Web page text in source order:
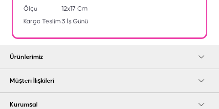
Ölçü
12x17 Cm
Kargo Teslim3 İş Günü
Ürünlerimiz
Müşteri İlişkileri
Kurumsal